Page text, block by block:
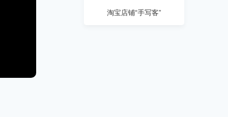
淘宝店铺“手写客”